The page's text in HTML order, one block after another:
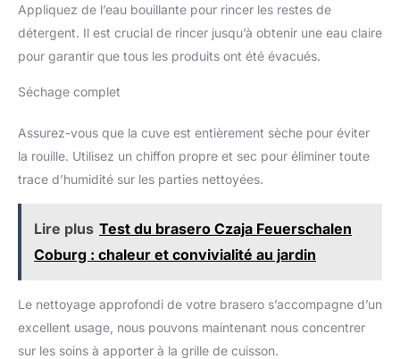
Appliquez de l’eau bouillante pour rincer les restes de
détergent. Il est crucial de rincer jusqu’à obtenir une eau claire
pour garantir que tous les produits ont été évacués.
Séchage complet
Assurez-vous que la cuve est entièrement sèche pour éviter
la rouille. Utilisez un chiffon propre et sec pour éliminer toute
trace d’humidité sur les parties nettoyées.
Lire plus Test du brasero Czaja Feuerschalen
Coburg : chaleur et convivialité au jardin
Le nettoyage approfondi de votre brasero s’accompagne d’un
excellent usage, nous pouvons maintenant nous concentrer
sur les soins à apporter à la grille de cuisson.